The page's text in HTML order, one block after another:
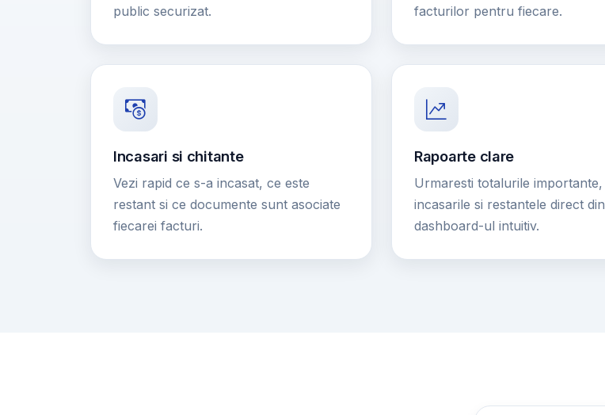
public securizat.
facturilor pentru fiecare.
Incasari si chitante
Vezi rapid ce s-a incasat, ce este
restant si ce documente sunt asociate
fiecarei facturi.
Rapoarte clare
Urmaresti totalurile importante,
incasarile si restantele direct din
dashboard-ul intuitiv.